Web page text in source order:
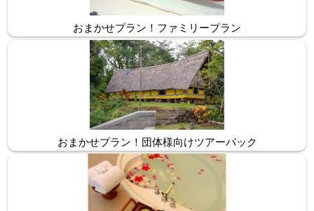
おまかせプラン！ファミリープラン
おまかせプラン！団体様向けツアーパック